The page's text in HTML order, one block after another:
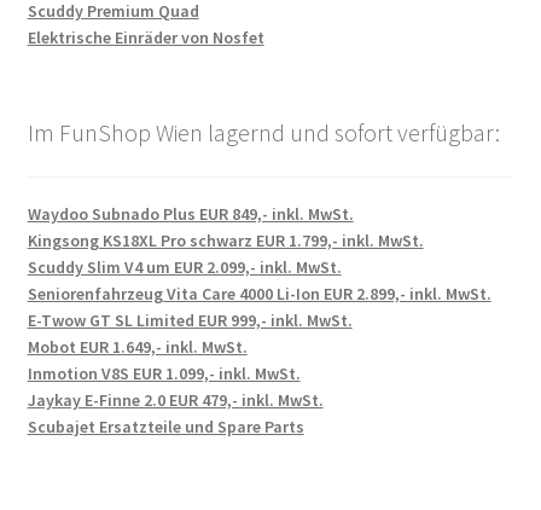
Scuddy Premium Quad
Elektrische Einräder von Nosfet
Im FunShop Wien lagernd und sofort verfügbar:
Waydoo Subnado Plus EUR 849,- inkl. MwSt.
Kingsong KS18XL Pro schwarz EUR 1.799,- inkl. MwSt.
Scuddy Slim V4 um EUR 2.099,- inkl. MwSt.
Seniorenfahrzeug Vita Care 4000 Li-Ion EUR 2.899,- inkl. MwSt.
E-Twow GT SL Limited EUR 999,- inkl. MwSt.
Mobot EUR 1.649,- inkl. MwSt.
Inmotion V8S EUR 1.099,- inkl. MwSt.
Jaykay E-Finne 2.0 EUR 479,- inkl. MwSt.
Scubajet Ersatzteile und Spare Parts